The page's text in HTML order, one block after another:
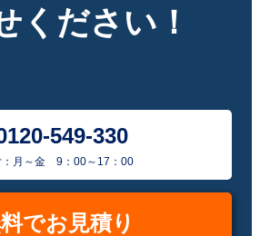
ください！
549-330
：月～金 9：00～17：00
でお見積り